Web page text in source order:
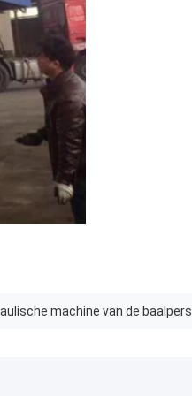
machine van de baalpers